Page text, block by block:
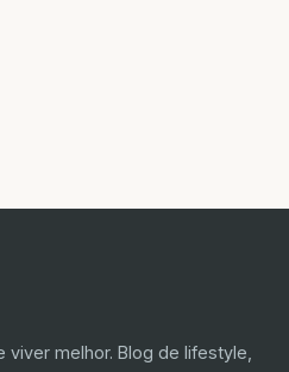
melhor. Blog de lifestyle,